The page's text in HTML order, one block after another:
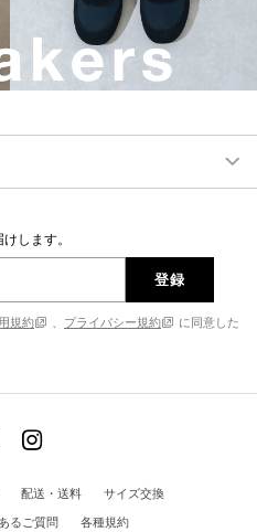
します。
登録
規約 プライバシー規約
に同意した
配送・送料
サイズ交換
るご質問 各種規約